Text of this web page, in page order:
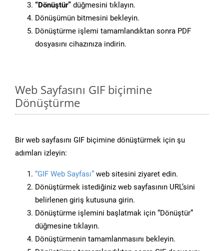
“Dönüştür” düğmesini tıklayın.
Dönüşümün bitmesini bekleyin.
Dönüştürme işlemi tamamlandıktan sonra PDF
dosyasını cihazınıza indirin.
Web Sayfasını GIF biçimine
Dönüştürme
Bir web sayfasını GIF biçimine dönüştürmek için şu
adımları izleyin:
“GIF Web Sayfası” web sitesini ziyaret edin.
Dönüştürmek istediğiniz web sayfasının URL’sini
belirlenen giriş kutusuna girin.
Dönüştürme işlemini başlatmak için “Dönüştür”
düğmesine tıklayın.
Dönüştürmenin tamamlanmasını bekleyin.